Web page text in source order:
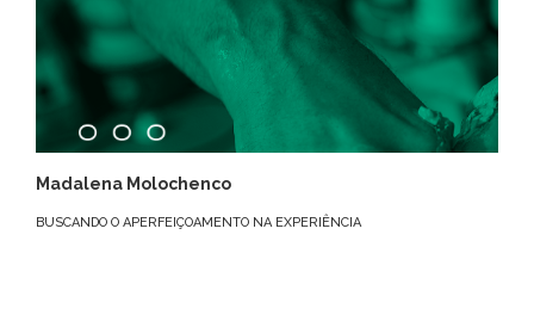
Madalena Molochenco
BUSCANDO O APERFEIÇOAMENTO NA EXPERIÊNCIA